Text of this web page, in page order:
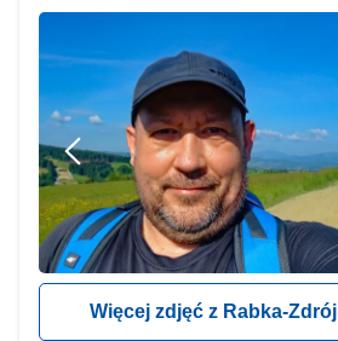
Więcej zdjęć z Rabka-Zdrój